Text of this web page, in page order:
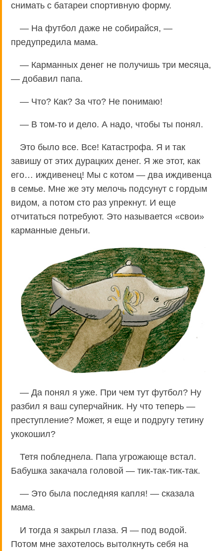
снимать с батареи спортивную форму.
— На футбол даже не собирайся, —
предупредила мама.
— Карманных денег не получишь три месяца,
— добавил папа.
— Что? Как? За что? Не понимаю!
— В том-то и дело. А надо, чтобы ты понял.
Это было все. Все! Катастрофа. Я и так
завишу от этих дурацких денег. Я же этот, как
его… иждивенец! Мы с котом — два иждивенца
в семье. Мне же эту мелочь подсунут с гордым
видом, а потом сто раз упрекнут. И еще
отчитаться потребуют. Это называется «свои»
карманные деньги.
— Да понял я уже. При чем тут футбол? Ну
разбил я ваш суперчайник. Ну что теперь —
преступление? Может, я еще и подругу тетину
укокошил?
Тетя побледнела. Папа угрожающе встал.
Бабушка закачала головой — тик-так-тик-так.
— Это была последняя капля! — сказала
мама.
И тогда я закрыл глаза. Я — под водой.
Потом мне захотелось вытолкнуть себя на